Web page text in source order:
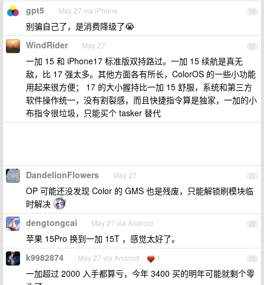
19
gpt5 May 27 via iPhone
别骗自己了，是消费降级了😭
20
WindRider May 27
一加 15 和 iPhone17 标准版双持路过。一加 15 续航是真无
敌，比 17 强太多。其他方面各有所长，ColorOS 的一些小功能
用起来很方便； 17 的大小握持比一加 15 舒服，系统和第三方
软件操作统一，没有割裂感，而且快捷指令算是独家，一加的小
布指令很垃圾，只能买个 tasker 替代
21
DandelionFlowers May 27
OP 可能还没发现 Color 的 GMS 也是残废，只能解锁刷模块临
时解决
22
dengtongcai May 27 via Android
苹果 15Pro 换到一加 15T ，感觉太好了。
23
k9982874 May 27 via Android 1
一加超过 2000 入手都算亏，今年 3400 买的明年可能就剩个零